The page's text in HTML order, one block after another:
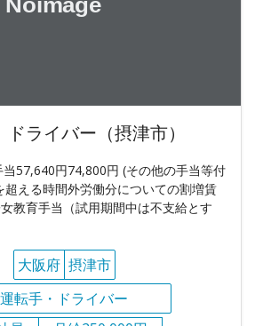
ライバー（摂津市）
57,640円74,800円 (その他の手当等付
超える時間外労働分についての割増賃
教育手当（試用期間中は不支給とす
大阪府 摂津市
運転手・ドライバー